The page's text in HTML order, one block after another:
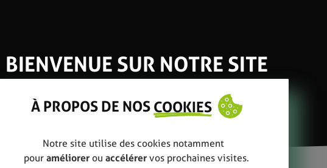
BIENVENUE SUR NOTRE SITE
À PROPOS DE NOS COOKIES
Notre site utilise des cookies notamment
pour améliorer ou accélérer vos prochaines visites.